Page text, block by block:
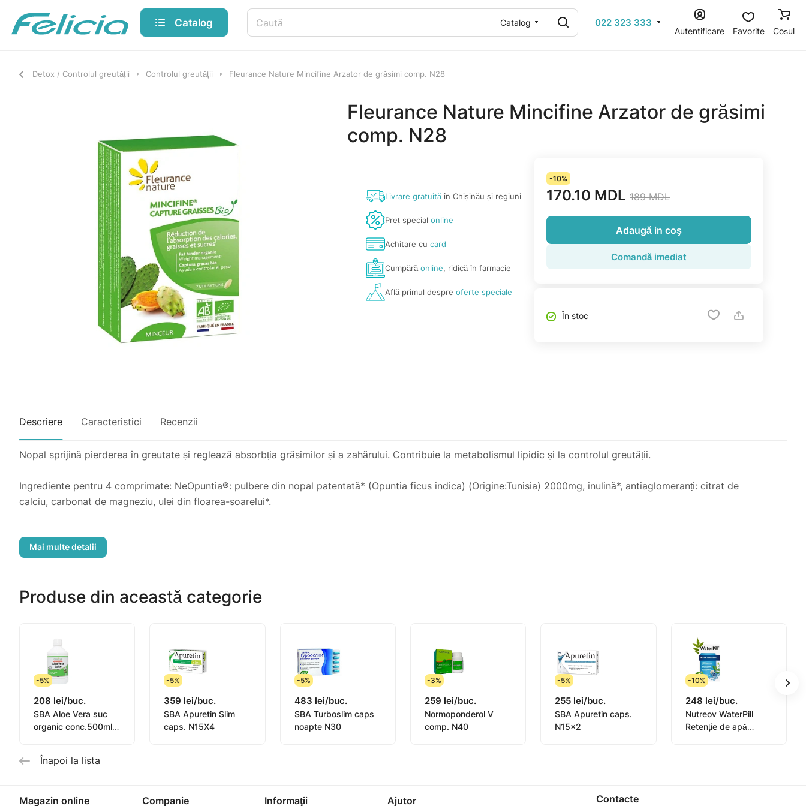
Catalog Catalog 022 323 333
Autentificare Favorite Coșul
Detox / Controlul greutății Controlul greutății Fleurance Nature Mincifine Arzator de grăsimi comp. N28
Fleurance Nature Mincifine Arzator de grăsimi
comp. N28
Livrare gratuităîn Chișinău și regiuni
Preț specialonline
Achitare cucard
Cumpărăonline, ridică în farmacie
Află primul despreoferte speciale
-10%
170.10 MDL 189 MDL
Adaugă in coş
Comandă imediat
În stoc
Descriere Caracteristici Recenzii
Nopal sprijină pierderea în greutate și reglează absorbția grăsimilor și a zahărului. Contribuie la metabolismul lipidic și la controlul greutății.
Ingrediente pentru 4 comprimate: NeOpuntia®: pulbere din nopal patentată* (Opuntia ficus indica) (Origine:Tunisia) 2000mg, inulină*, antiaglomeranți: citrat de
calciu, carbonat de magneziu, ulei din floarea-soarelui*.
persoanele cu o dietă vegană.
MINCIFINE® ARZĂTOR DE GRĂSIMI nu înlocuiește o dietă variată, echilibrată și un mod de viață sănătos. A nu se lăsa la îndemâna si la vederea copiilor. Nu
este recomandată depășirea dozei zilnice indicate. Nu este recomandat femeilor însărcinate sau care alăptează si copiilor sub 18 ani. Scăderea în greutate
păstra într-un loc uscat și răcoros. A se administra înainte de termenul indicat pe ambalaj.
Produse din această categorie
-5%
208 lei/buc.
SBA Aloe Vera suc
organic conc.500ml
-5%
359 lei/buc.
SBA Apuretin Slim
caps. N15X4
-5%
483 lei/buc.
SBA Turboslim caps
noapte N30
-3%
259 lei/buc.
Normoponderol V
comp. N40
-5%
255 lei/buc.
SBA Apuretin caps.
N15x2
-10%
248 lei/buc.
Nutreov WaterPill
Retenție de apă
Înapoi la lista
Magazin online Companie Informaţii Ajutor Contacte